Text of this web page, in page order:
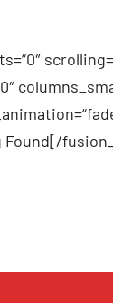
Found[/